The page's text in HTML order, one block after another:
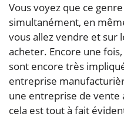
Vous voyez que ce
simultanément, en
vous allez vendre et sur
acheter. Encore une
sont encore très
entreprise
une entreprise de
cela est tout à fait